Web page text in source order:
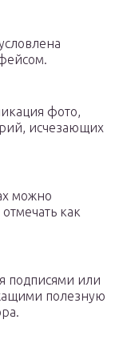
фото,
исчезающих
можно
как
подписями или
полезную